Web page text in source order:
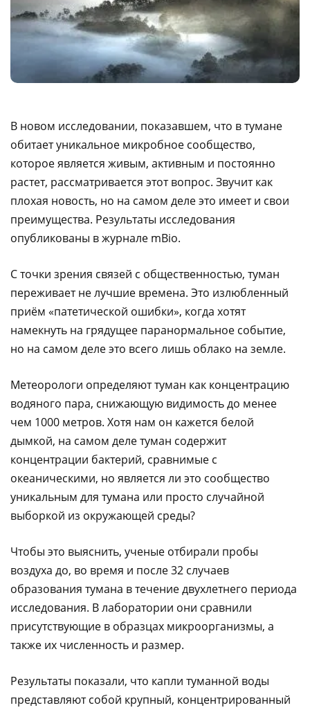
В новом исследовании, показавшем, что в тумане
обитает уникальное микробное сообщество,
которое является живым, активным и постоянно
растет, рассматривается этот вопрос. Звучит как
плохая новость, но на самом деле это имеет и свои
преимущества. Результаты исследования
опубликованы в журнале mBio.
С точки зрения связей с общественностью, туман
переживает не лучшие времена. Это излюбленный
приём «патетической ошибки», когда хотят
намекнуть на грядущее паранормальное событие,
но на самом деле это всего лишь облако на земле.
Метеорологи определяют туман как концентрацию
водяного пара, снижающую видимость до менее
чем 1000 метров. Хотя нам он кажется белой
дымкой, на самом деле туман содержит
концентрации бактерий, сравнимые с
океаническими, но является ли это сообщество
уникальным для тумана или просто случайной
выборкой из окружающей среды?
Чтобы это выяснить, ученые отбирали пробы
воздуха до, во время и после 32 случаев
образования тумана в течение двухлетнего периода
исследования. В лаборатории они сравнили
присутствующие в образцах микроорганизмы, а
также их численность и размер.
Результаты показали, что капли туманной воды
представляют собой крупный, концентрированный